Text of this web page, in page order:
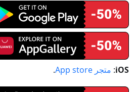
iOS
: متجر App store .